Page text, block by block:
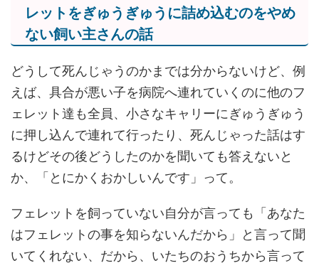
レットをぎゅうぎゅうに詰め込むのをやめ
ない飼い主さんの話
どうして死んじゃうのかまでは分からないけど、例
えば、具合が悪い子を病院へ連れていくのに他のフ
ェレット達も全員、小さなキャリーにぎゅうぎゅう
に押し込んで連れて行ったり、死んじゃった話はす
るけどその後どうしたのかを聞いても答えないと
か、「とにかくおかしいんです」って。
フェレットを飼っていない自分が言っても「あなた
はフェレットの事を知らないんだから」と言って聞
いてくれない、だから、いたちのおうちから言って